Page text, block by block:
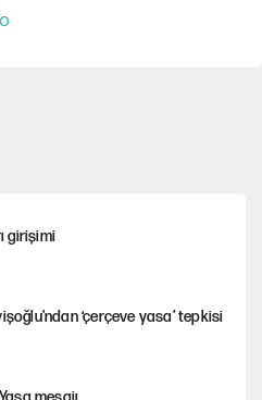
girişimi
‘çerçeve yasa’ tepkisi